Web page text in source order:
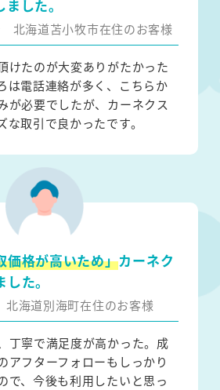
した。
北海道苫小牧市在住のお客様
けたのが大変ありがたかった
は電話連絡が多く、こちらか
が必要でしたが、カーネクス
な取引で良かったです。
価格が高いため」カーネク
た。
北海道別海町在住のお客様
丁寧で満足度が高かった。成
アフターフォローもしっかり
で、今後も利用したいと思っ